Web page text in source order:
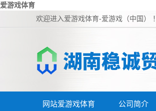
爱游戏体育
欢迎进入爱游戏体育-爱游戏（中国） ！
网站爱游戏体育 公司简介